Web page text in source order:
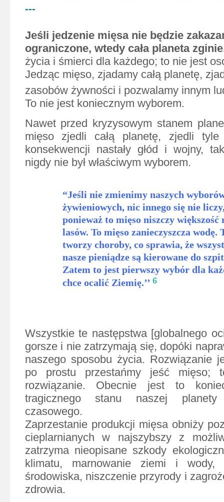
---
Jeśli jedzenie mięsa nie będzie
ograniczone, wtedy cała planeta
życia i śmierci dla każdego; to nie jest
Jedząc mięso, zjadamy całą planetę,
zasobów żywności i pozwalamy innym
To nie jest koniecznym wyborem.
Nawet przed kryzysowym stanem
mięso zjedli całą planetę, zjedli
konsekwencji nastały głód i wojny,
nigdy nie był właściwym wyborem.
“Jeśli nie zmienimy naszych
żywieniowych, nic innego się nie
ponieważ to mięso niszczy większość
lasów. To mięso zanieczyszcza wodę.
tworzy choroby, co sprawia, że
nasze pieniądze są kierowane do
Zatem to jest pierwszy wybór dla
chce ocalić Ziemię.’’6
Wszystkie te następstwa [globalnego
gorsze i nie zatrzymają się, dopóki
naszego sposobu życia. Rozwiązanie
po prostu przestańmy jeść mięso;
rozwiązanie. Obecnie jest to
tragicznego stanu naszej
czasowego.
Zaprzestanie produkcji mięsa obniży
cieplarnianych w najszybszy z
zatrzyma nieopisane szkody
klimatu, marnowanie ziemi i wody,
środowiska, niszczenie przyrody i
zdrowia.